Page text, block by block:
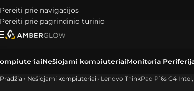
Pereiti prie navigacijos
Pereiti prie pagrindinio turinio
Nešiojami kompiuteriaiMonitoriai
Pradžia › Nešiojami kompiuteriai › Lenovo ThinkPad P16s G4